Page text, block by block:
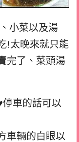
小菜以及湯
!太晚來就只能
完了、菜頭湯
車的話可以
車輛的白眼以